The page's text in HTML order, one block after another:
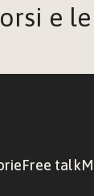
e
Free talk